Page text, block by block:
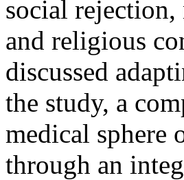
social
and religious
discussed
the study, a
medical sphere
through an